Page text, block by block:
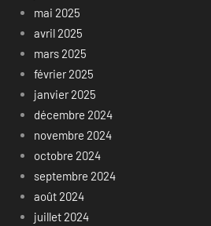
mai 2025
avril 2025
mars 2025
février 2025
janvier 2025
décembre 2024
novembre 2024
octobre 2024
septembre 2024
août 2024
juillet 2024